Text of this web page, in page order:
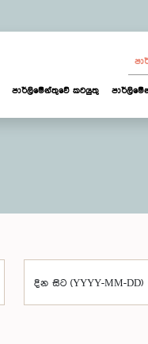
පාර්ලිමේන්තුවේ කටයුතු
දින සිට (YYYY-MM-DD)